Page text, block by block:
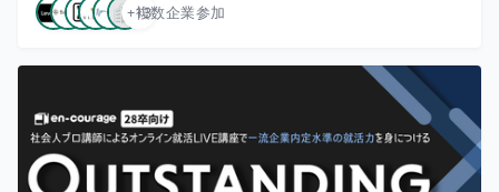
+13
複数企業参加